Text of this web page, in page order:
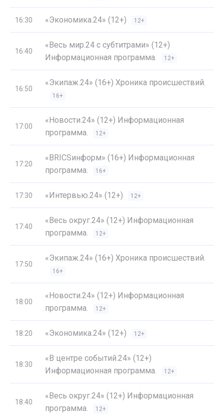
16:30 «Экономика.24» (12+) 12+
16:40
«Весь мир.24 с субтитрами» (12+)
Информационная программа.
12+
16:50
«Экипаж.24» (16+) Хроника происшествий.
16+
17:00
«Новости.24» (12+) Информационная
программа.
12+
17:20
«BRICSинформ» (16+) Информационная
программа.
16+
17:30 «Интервью.24» (12+) 12+
17:40
«Весь округ.24» (12+) Информационная
программа.
12+
17:50
«Экипаж.24» (16+) Хроника происшествий.
16+
18:00
«Новости.24» (12+) Информационная
программа.
12+
18:20 «Экономика.24» (12+) 12+
18:30
«В центре событий.24» (12+)
Информационная программа.
12+
18:40
«Весь округ.24» (12+) Информационная
программа.
12+